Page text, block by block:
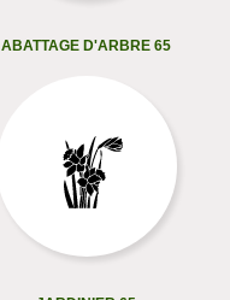
ABATTAGE D'ARBRE 65